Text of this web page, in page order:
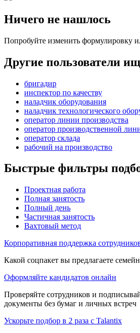
Ничего не нашлось
Попробуйте изменить формулировку
Другие пользователи
бригадир
инспектор по качеству
наладчик оборудования
наладчик технологического
оператор линии производства
оператор производственной
оператор склада
рабочий на производство
Быстрые фильтры
Проектная работа
Полная занятость
Полный день
Частичная занятость
Вахтовый метод
Корпоративная поддержка
Какой соцпакет вы предлагаете
Оформляйте кандидатов онлайн
Проверяйте сотрудников и
документы без бумаг и личных встреч
Ускорьте подбор в 2 раза с Talantix